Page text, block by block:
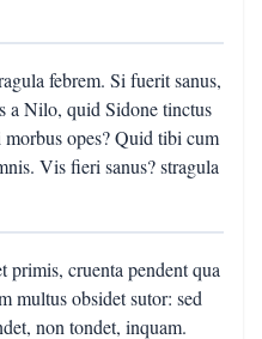
febrem. Si fuerit sanus,
a Nilo, quid Sidone tinctus
opes? Quid tibi cum
Vis fieri sanus? stragula
primis, cruenta pendent qua
multus obsidet sutor: sed
non tondet, inquam.